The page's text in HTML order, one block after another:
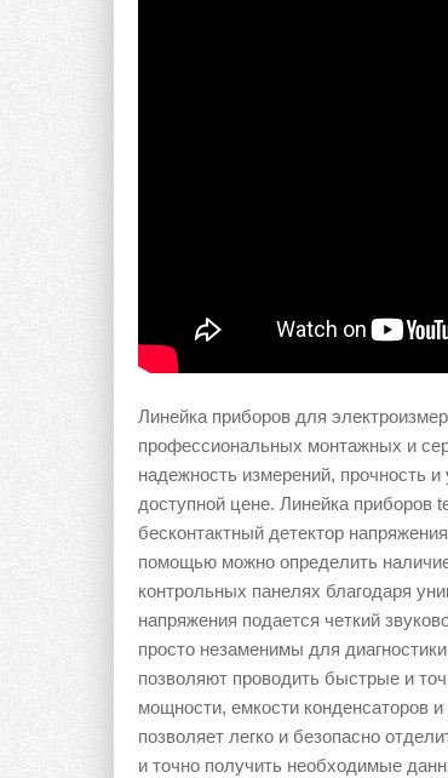
Линейка приборов для
профессиональных монтажных и
надежность измерений, прочность
доступной цене. Линейка приборов
бесконтактный детектор
помощью можно определить
контрольных панелях благодаря
напряжения подается четкий
просто незаменимы для
позволяют проводить быстрые и
мощности, емкости конденсаторов
позволяет легко и безопасно
и точно получить необходимые